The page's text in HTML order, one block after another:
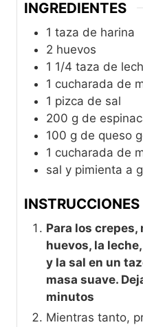
INGREDIENTES
1 taza de harina
2 huevos
1 1/4 taza de
1 cucharada de
1 pizca de sal
200 g de
100 g de queso
1 cucharada de
sal y pimienta a
INSTRUCCIONES
Para los crepes,
huevos, la
y la sal en un
masa suave.
minutos
Mientras tanto,